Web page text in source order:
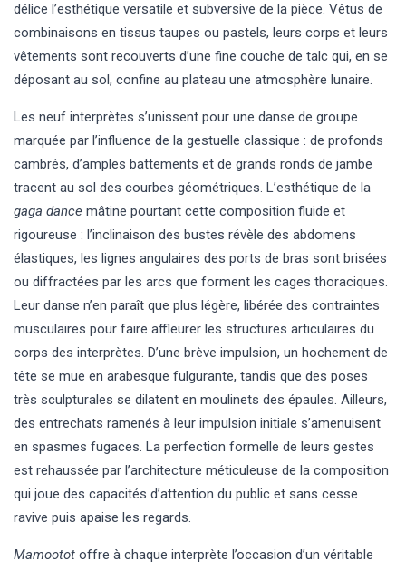
délice l’esthétique versatile et subversive de la pièce. Vêtus de
combinaisons en tissus taupes ou pastels, leurs corps et leurs
vêtements sont recouverts d’une fine couche de talc qui, en se
déposant au sol, confine au plateau une atmosphère lunaire.
Les neuf interprètes s’unissent pour une danse de groupe
marquée par l’influence de la gestuelle classique : de profonds
cambrés, d’amples battements et de grands ronds de jambe
tracent au sol des courbes géométriques. L’esthétique de la
gaga dance mâtine pourtant cette composition fluide et
rigoureuse : l’inclinaison des bustes révèle des abdomens
élastiques, les lignes angulaires des ports de bras sont brisées
ou diffractées par les arcs que forment les cages thoraciques.
Leur danse n’en paraît que plus légère, libérée des contraintes
musculaires pour faire affleurer les structures articulaires du
corps des interprètes. D’une brève impulsion, un hochement de
tête se mue en arabesque fulgurante, tandis que des poses
très sculpturales se dilatent en moulinets des épaules. Ailleurs,
des entrechats ramenés à leur impulsion initiale s’amenuisent
en spasmes fugaces. La perfection formelle de leurs gestes
est rehaussée par l’architecture méticuleuse de la composition
qui joue des capacités d’attention du public et sans cesse
ravive puis apaise les regards.
Mamootot offre à chaque interprète l’occasion d’un véritable